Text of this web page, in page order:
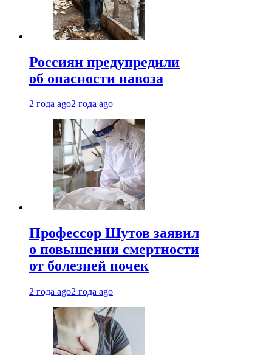
Россиян предупредили
об опасности навоза
2 года ago2 года ago
Профессор Шутов заявил
о повышении смертности
от болезней почек
2 года ago2 года ago